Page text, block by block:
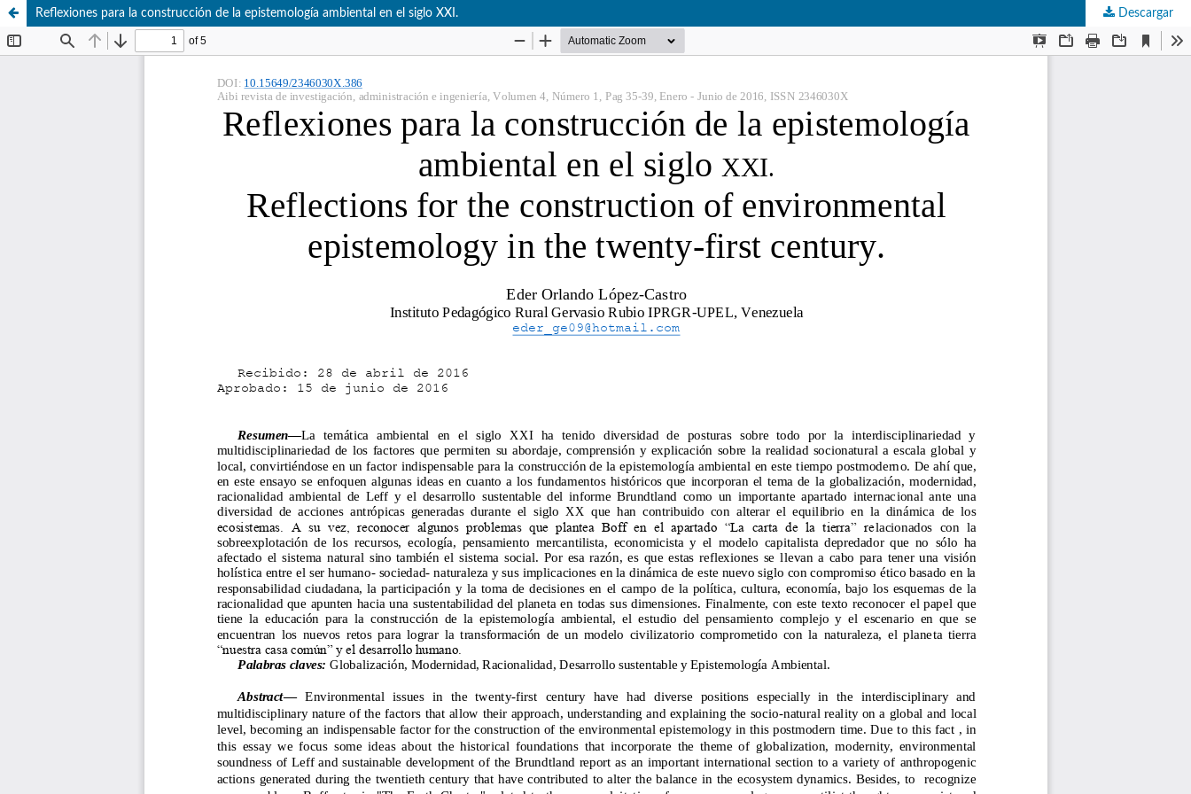
Reflexiones para la construcción de la epistemología ambiental en el siglo XXI. Descargar